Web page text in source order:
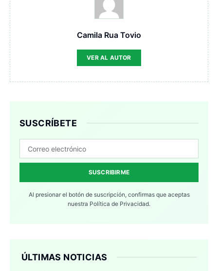
Camila Rua Tovio
VER AL AUTOR
SUSCRÍBETE
SUSCRIBIRME
Al presionar el botón de suscripción, confirmas que aceptas
nuestra Política de Privacidad.
ÚLTIMAS NOTICIAS